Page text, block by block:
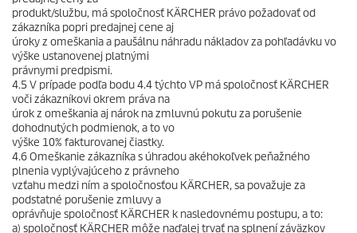
produkt/službu, má spoločnosť KÄRCHER právo požadovať od
zákazníka popri predajnej cene aj
úroky z omeškania a paušálnu náhradu nákladov za pohľadávku vo
výške ustanovenej platnými
právnymi predpismi.
4.5 V prípade podľa bodu 4.4 týchto VP má spoločnosť KÄRCHER
voči zákazníkovi okrem práva na
úrok z omeškania aj nárok na zmluvnú pokutu za porušenie
dohodnutých podmienok, a to vo
výške 10% fakturovanej čiastky.
4.6 Omeškanie zákazníka s úhradou akéhokoľvek peňažného
plnenia vyplývajúceho z právneho
vzťahu medzi ním a spoločnosťou KÄRCHER, sa považuje za
podstatné porušenie zmluvy a
oprávňuje spoločnosť KÄRCHER k nasledovnému postupu, a to:
a) spoločnosť KÄRCHER môže naďalej trvať na splnení záväzkov